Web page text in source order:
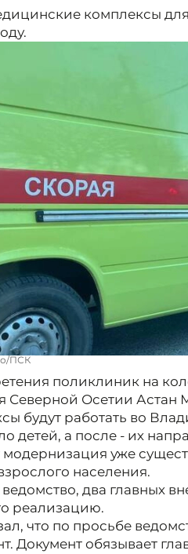
комплексы
ПСК
поликлиник на
Северной Осетии Астан
будут работать во
детей, а после - их
модернизация уже
населения.
два главных
реализацию.
что по просьбе
Документ обязывает